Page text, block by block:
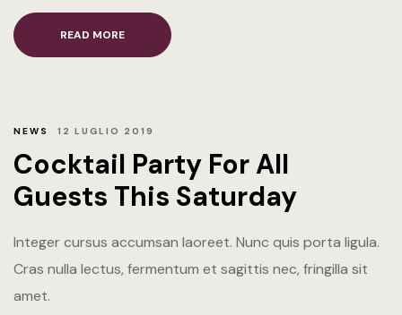
READ MORE
NEWS 12 LUGLIO 2019
Cocktail Party For All
Guests This Saturday
Integer cursus accumsan laoreet. Nunc quis porta ligula.
Cras nulla lectus, fermentum et sagittis nec, fringilla sit
amet.